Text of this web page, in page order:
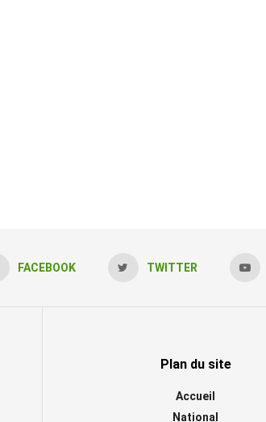
FACEBOOK TWITTER
Plan du site
Accueil
National